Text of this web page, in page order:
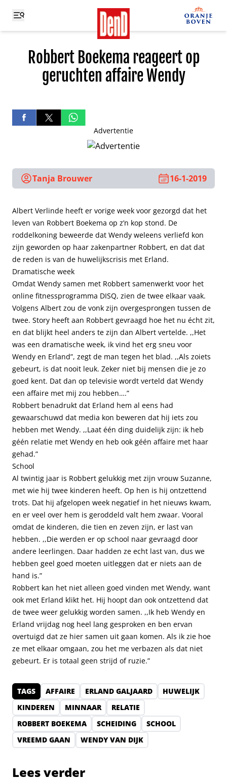
Robbert Boekema reageert op
geruchten affaire Wendy
Advertentie
Tanja Brouwer 16-1-2019
Albert Verlinde heeft er vorige week voor gezorgd dat het
leven van Robbert Boekema op z’n kop stond. De
roddelkoning beweerde dat Wendy weleens verliefd kon
zijn geworden op haar zakenpartner Robbert, en dat dat
de reden is van de huwelijkscrisis met Erland.
Dramatische week
Omdat Wendy samen met Robbert samenwerkt voor het
online fitnessprogramma DISQ, zien de twee elkaar vaak.
Volgens Albert zou de vonk zijn overgesprongen tussen de
twee. Story heeft aan Robbert gevraagd hoe het nu écht zit,
en dat blijkt heel anders te zijn dan Albert vertelde. ,,Het
was een dramatische week, ik vind het erg sneu voor
Wendy en Erland”, zegt de man tegen het blad. ,,Als zoiets
gebeurt, is dat nooit leuk. Zeker niet bij mensen die je zo
goed kent. Dat dan op televisie wordt verteld dat Wendy
een affaire met mij zou hebben….”
Robbert benadrukt dat Erland hem al eens had
gewaarschuwd dat media kon beweren dat hij iets zou
hebben met Wendy. ,,Laat één ding duidelijk zijn: ik heb
géén relatie met Wendy en heb ook géén affaire met haar
gehad.”
School
Al twintig jaar is Robbert gelukkig met zijn vrouw Suzanne,
met wie hij twee kinderen heeft. Op hen is hij ontzettend
trots. Dat hij afgelopen week negatief in het nieuws kwam,
en er veel over hem is geroddeld valt hem zwaar. Vooral
omdat de kinderen, die tien en zeven zijn, er last van
hebben. ,,Die werden er op school naar gevraagd door
andere leerlingen. Daar hadden ze echt last van, dus we
hebben geel goed moeten uitleggen dat er niets aan de
hand is.”
Robbert kan het niet alleen goed vinden met Wendy, want
ook met Erland klikt het. Hij hoopt dan ook ontzettend dat
de twee weer gelukkig worden samen. ,,Ik heb Wendy en
Erland vrijdag nog heel lang gesproken en ben ervan
overtuigd dat ze hier samen uit gaan komen. Als ik zie hoe
ze met elkaar omgaan, zou het me verbazen als dat niet
gebeurt. Er is totaal geen strijd of ruzie.”
TAGS AFFAIRE ERLAND GALJAARD
HUWELIJK
KINDEREN
MINNAAR
RELATIE
ROBBERT BOEKEMA
SCHEIDING
SCHOOL
VREEMD GAAN
WENDY VAN DIJK
Lees verder